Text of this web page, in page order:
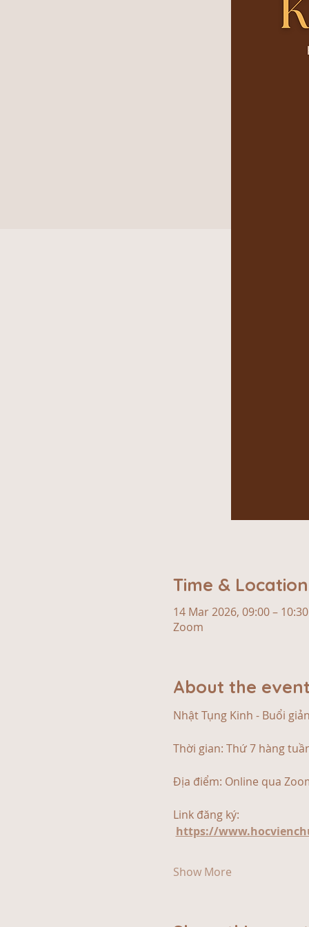
Time & Location
14 Mar 2026, 09:00 – 10:30
Zoom
About the event
Nhật Tụng Kinh - Buổi
Thời gian: Thứ 7 hàng
Địa điểm: Online qua
Link đăng ký:
https://
Show More